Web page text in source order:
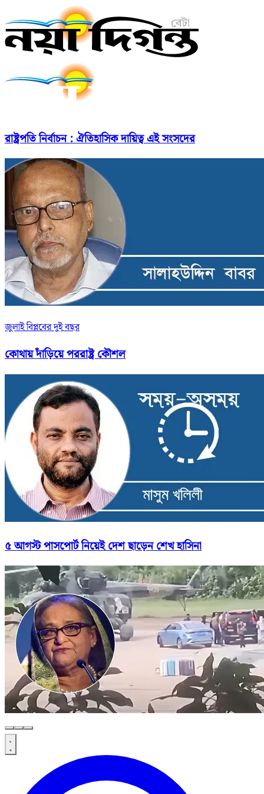
রাষ্ট্রপতি নির্বাচন : ঐতিহাসিক দায়িত্ব এই সংসদের
জুলাই বিপ্লবের দুই বছর
কোথায় দাঁড়িয়ে পররাষ্ট্র কৌশল
৫ আগস্ট পাসপোর্ট নিয়েই দেশ ছাড়েন শেখ হাসিনা